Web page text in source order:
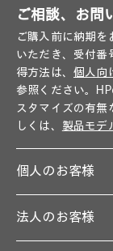
ご相談、お問
ご購入前に納期
いただき、受付番
得方法は、 個人向
参照ください。
スタマイズの有無
しくは、 製品モデ
個人のお客様
法人のお客様